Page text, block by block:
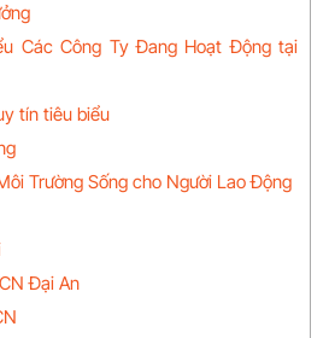
Các Công Ty Đang Hoạt Động tại
tín tiêu biểu
Trường Sống cho Người Lao Động
Đại An